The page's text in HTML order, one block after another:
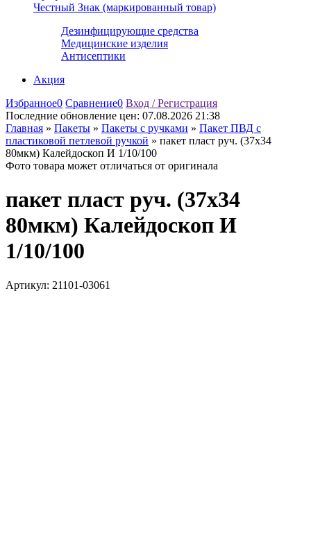
Честный Знак (маркированный товар)
Дезинфицирующие средства
Медицинские изделия
Антисептики
Акция
Избранное0 Сравнение0 Вход / Регистрация
Последние обновление цен: 07.08.2026 21:38
Главная » Пакеты » Пакеты с ручками » Пакет ПВД с
пластиковой петлевой ручкой » пакет пласт руч. (37х34
80мкм) Калейдоскоп И 1/10/100
Фото товара может отличаться от оригинала
пакет пласт руч. (37х34
80мкм) Калейдоскоп И
1/10/100
Артикул: 21101-03061